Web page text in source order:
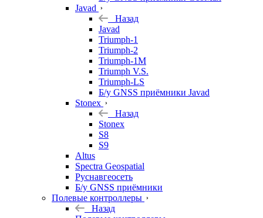
Javad
Назад
Javad
Triumph-1
Triumph-2
Triumph-1M
Triumph V.S.
Triumph-LS
Б/у GNSS приёмники Javad
Stonex
Назад
Stonex
S8
S9
Altus
Spectra Geospatial
Руснавгеосеть
Б/у GNSS приёмники
Полевые контроллеры
Назад